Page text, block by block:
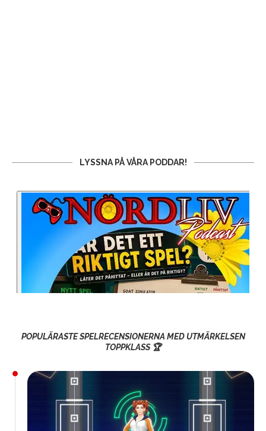
LYSSNA PÅ VÅRA PODDAR!
POPULÄRASTE SPELRECENSIONERNA MED UTMÄRKELSEN
TOPPKLASS 🏆